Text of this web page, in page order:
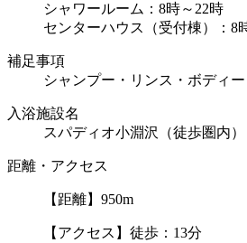
シャワールーム：8時～22時
センターハウス（受付棟）：8
補足事項
シャンプー・リンス・ボディ
入浴施設名
スパディオ小淵沢（徒歩圏内
距離・アクセス
【距離】950m
【アクセス】徒歩：13分